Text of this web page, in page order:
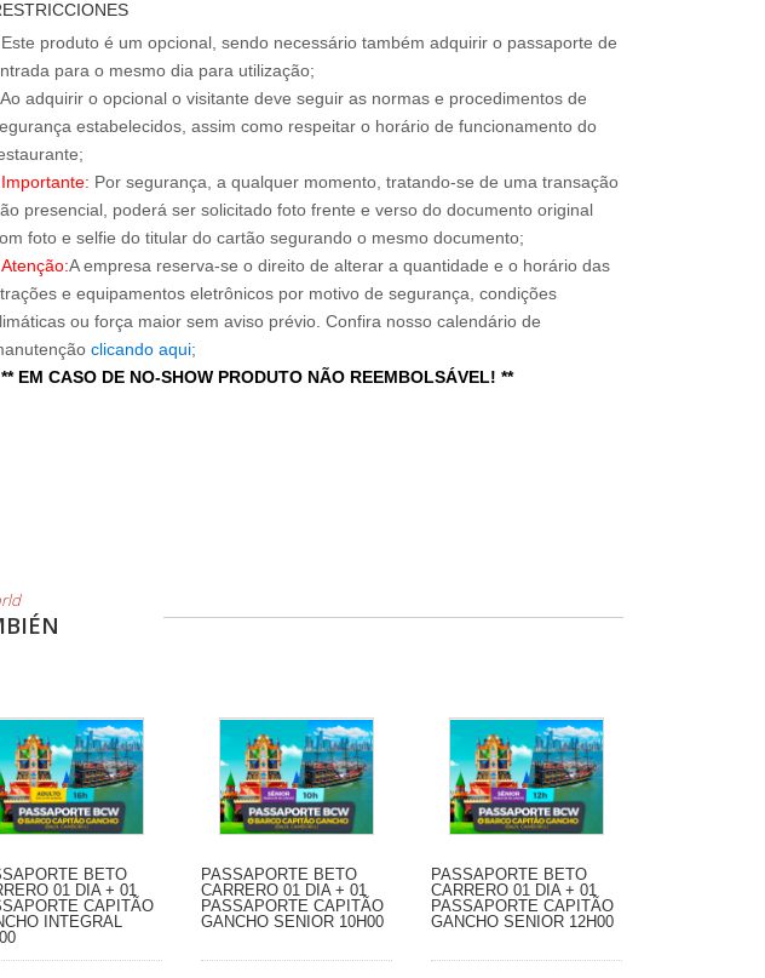
Este produto é um opcional, sendo necessário também adquirir o passaporte de
para o mesmo dia para utilização;
Ao adquirir o opcional o visitante deve seguir as normas e procedimentos de
estabelecidos, assim como respeitar o horário de funcionamento do
Importante: Por segurança, a qualquer momento, tratando-se de uma transação
presencial, poderá ser solicitado foto frente e verso do documento original
foto e selfie do titular do cartão segurando o mesmo documento;
Atenção:A empresa reserva-se o direito de alterar a quantidade e o horário das
e equipamentos eletrônicos por motivo de segurança, condições
ou força maior sem aviso prévio. Confira nosso calendário de
clicando aqui;
** EM CASO DE NO-SHOW PRODUTO NÃO REEMBOLSÁVEL! **
BETO
01 DIA + 01
CAPITÃO
INTEGRAL
PASSAPORTE BETO
CARRERO 01 DIA + 01
PASSAPORTE CAPITÃO
GANCHO SENIOR 10H00
PASSAPORTE BETO
CARRERO 01 DIA + 01
PASSAPORTE CAPITÃO
GANCHO SENIOR 12H00